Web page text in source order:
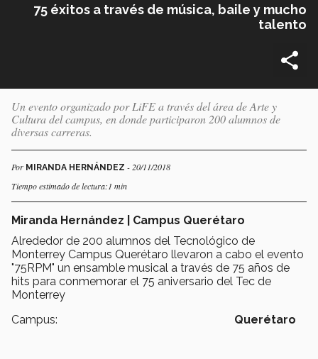
75 éxitos a través de música, baile y mucho
talento
Un evento organizado por LiFE a través del área de Arte y
Cultura del campus, en donde participaron 200 alumnos de
diversas carreras.
Por MIRANDA HERNÁNDEZ - 20/11/2018
Tiempo estimado de lectura:1 min
Miranda Hernández | Campus Querétaro
Alrededor de 200 alumnos del Tecnológico de
Monterrey Campus Querétaro llevaron a cabo el evento
"75RPM" un ensamble musical a través de 75 años de
hits para conmemorar el 75 aniversario del Tec de
Monterrey
Campus:
Querétaro